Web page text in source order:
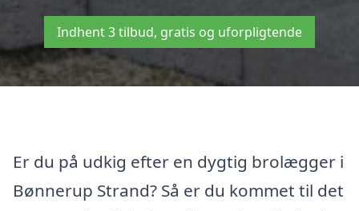
Indhent 3 tilbud, gratis og uforpligtende
Er du på udkig efter en dygtig brolægger i
Bønnerup Strand? Så er du kommet til det